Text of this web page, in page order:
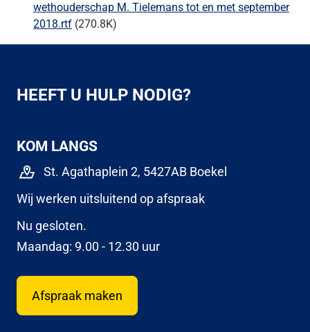
wethouderschap M. Tielemans tot en met september
2018.rtf (270.8K)
HEEFT U HULP NODIG?
KOM LANGS
St. Agathaplein 2, 5427AB Boekel
Wij werken uitsluitend op afspraak
Nu gesloten.
Maandag: 9.00 - 12.30 uur
Afspraak maken